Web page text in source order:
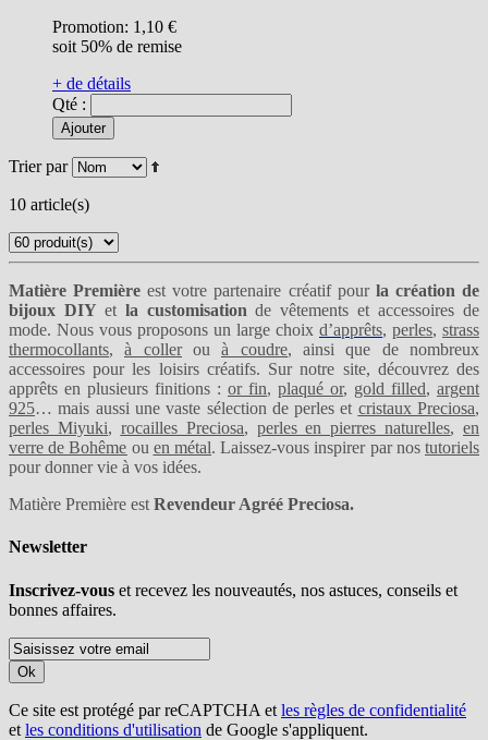
Promotion: 1,10 €
soit 50% de remise
+ de détails
Qté :
Ajouter
Trier par
10 article(s)
Matière Première est votre partenaire créatif pourla création de
bijoux DIY etla customisation de vêtements et accessoires de
mode. Nous vous proposons un large choix d’apprêts, perles, strass
thermocollants,à collerouà coudre, ainsi que de nombreux
accessoires pour les loisirs créatifs. Sur notre site, découvrez des
apprêts en plusieurs finitions : or fin, plaqué or, gold filled, argent
925… mais aussi une vaste sélection de perles et cristaux Preciosa,
perles Miyuki, rocailles Preciosa, perles en pierres naturelles, en
verre de Bohême ou en métal. Laissez-vous inspirer par nostutoriels
pour donner vie à vos idées.
Matière Première est Revendeur Agréé Preciosa.
Newsletter
Inscrivez-vous et recevez les nouveautés, nos astuces, conseils et
bonnes affaires.
Ok
Ce site est protégé par reCAPTCHA et les règles de confidentialité
et les conditions d'utilisation de Google s'appliquent.